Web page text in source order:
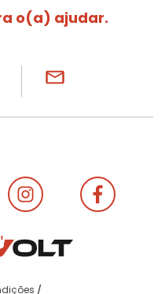
o(a) ajudar.